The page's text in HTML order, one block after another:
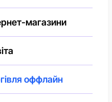
магазини
оффлайн